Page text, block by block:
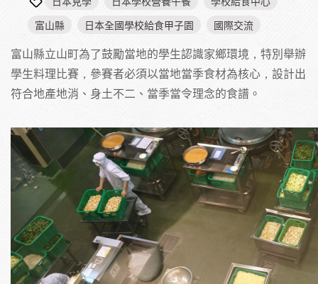
富山縣
日本全國學校給食甲子園 國際交流
富山縣立山町為了鼓勵當地的學生認識家鄉環境，特別舉辦
學生料理比賽，參賽者必須以當地當季食材為核心，設計出
符合地產地消、身土不二、當季當令理念的食譜。